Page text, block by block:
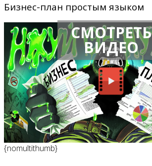
Бизнес-план простым языком
СМОТРЕТЬ
ВИДЕО
{nomultithumb}